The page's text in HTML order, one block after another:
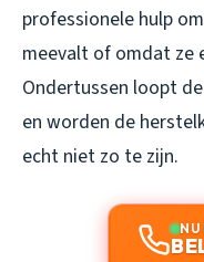
professionele hulp
meevalt of omdat ze
Ondertussen loopt
en worden de
echt niet zo te zijn.
NU